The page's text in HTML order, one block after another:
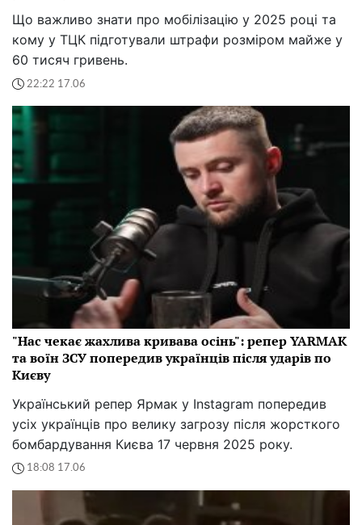
Що важливо знати про мобілізацію у 2025 році та
кому у ТЦК підготували штрафи розміром майже у
60 тисяч гривень.
22:22 17.06
"Нас чекає жахлива кривава осінь": репер YARMAK
та воїн ЗСУ попередив українців після ударів по
Києву
Український репер Ярмак у Instagram попередив
усіх українців про велику загрозу після жорсткого
бомбардування Києва 17 червня 2025 року.
18:08 17.06